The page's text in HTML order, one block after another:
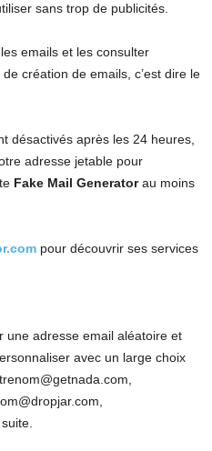
sans trop de publicités.
emails et les consulter
création de emails, c’est dire le
désactivés après les 24 heures,
adresse jetable pour
Fake Mail Generatorau moins
pour découvrir ses services
une adresse email aléatoire et
avec un large choix
,
,